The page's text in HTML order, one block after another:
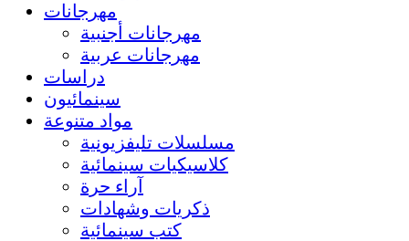
مهرجانات
مهرجانات أجنبية
مهرجانات عربية
دراسات
سينمائيون
مواد متنوعة
مسلسلات تليفزيونية
كلاسيكيات سينمائية
آراء حرة
ذكريات وشهادات
كتب سينمائية